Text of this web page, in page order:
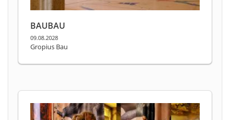
BAUBAU
09.08.2028
Gropius Bau